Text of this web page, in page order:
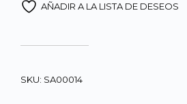
AÑADIR A LA LISTA DE DESEOS
SKU: SA00014